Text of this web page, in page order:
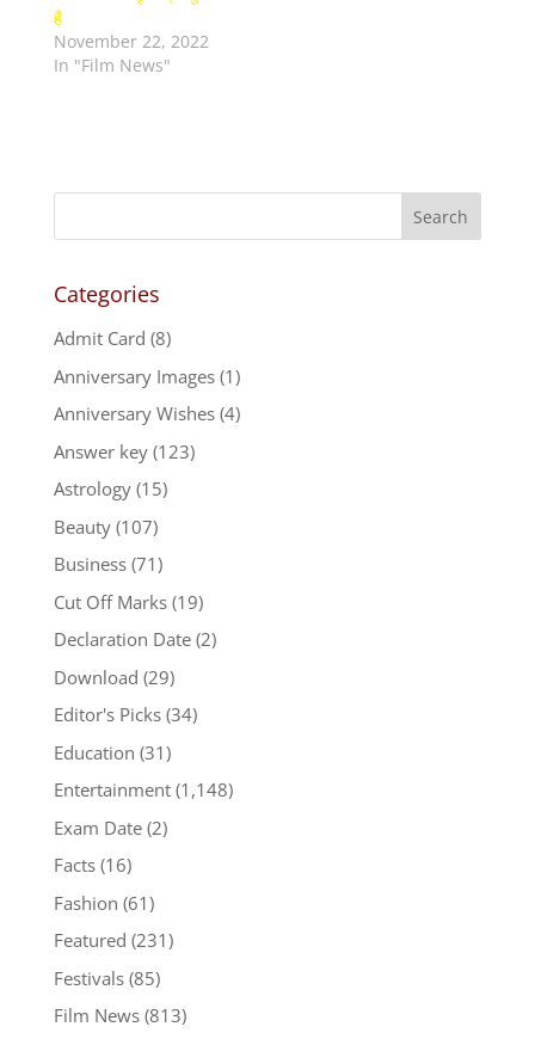
है
November 22, 2022
In "Film News"
Categories
Admit Card (8)
Anniversary Images(1)
Anniversary Wishes(4)
Answer key(123)
Astrology(15)
Beauty(107)
Business(71)
Cut Off Marks(19)
Declaration Date(2)
Download (29)
Editor's Picks(34)
Education (31)
Entertainment(1,148)
Exam Date(2)
Facts(16)
Fashion (61)
Featured (231)
Festivals(85)
Film News(813)